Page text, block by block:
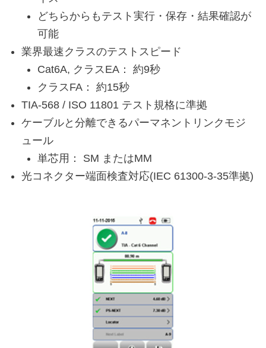
どちらからもテスト実行・保存・結果確認が
可能
業界最速クラスのテストスピード
Cat6A, クラスEA： 約9秒
クラスFA： 約15秒
TIA-568 / ISO 11801 テスト規格に準拠
ケーブルと分離できるパーマネントリンクモジ
ュール
単芯用： SM またはMM
光コネクター端面検査対応(IEC 61300-3-35準拠)